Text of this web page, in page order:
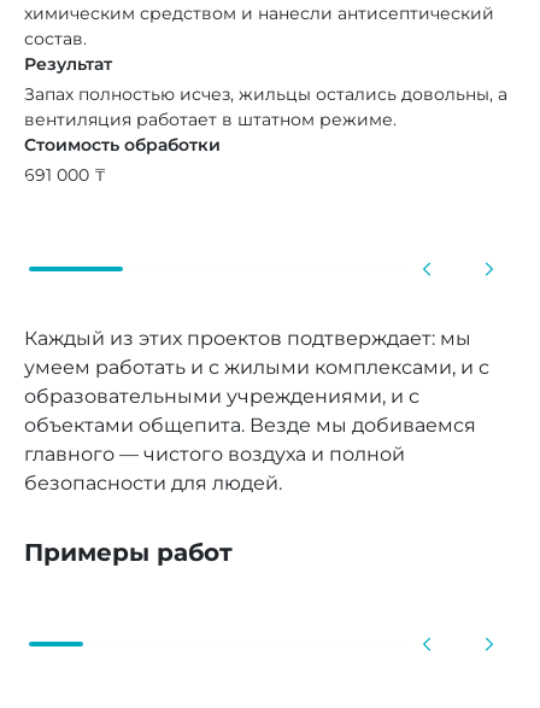
химическим средством и нанесли антисептический
состав.
Результат
Запах полностью исчез, жильцы остались довольны, а
вентиляция работает в штатном режиме.
Стоимость обработки
691 000 ₸
Каждый из этих проектов подтверждает: мы
умеем работать и с жилыми комплексами, и с
образовательными учреждениями, и с
объектами общепита. Везде мы добиваемся
главного — чистого воздуха и полной
безопасности для людей.
Примеры работ